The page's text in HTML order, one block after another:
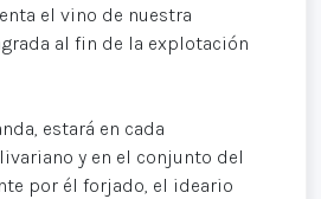
el vino de nuestra
al fin de la explotación
estará en cada
y en el conjunto del
por él forjado, el ideario